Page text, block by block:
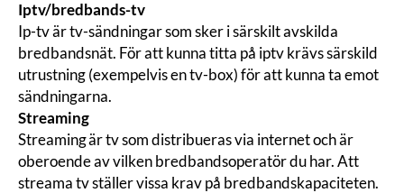
Iptv/bredbands-tv
Ip-tv är tv-sändningar som sker i särskilt avskilda
bredbandsnät. För att kunna titta på iptv krävs särskild
utrustning (exempelvis en tv-box) för att kunna ta emot
sändningarna.
Streaming
Streaming är tv som distribueras via internet och är
oberoende av vilken bredbandsoperatör du har. Att
streama tv ställer vissa krav på bredbandskapaciteten.